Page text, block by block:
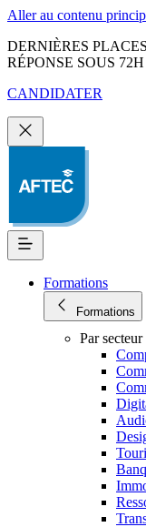
Aller au contenu
DERNIÈRES
RÉPONSE SOUS
CANDIDATER
Formations
Formations
Par secteur